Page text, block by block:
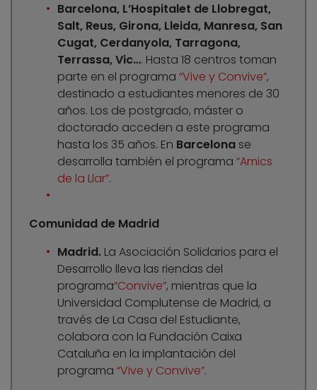
Barcelona, L’Hospitalet de Llobregat,
Salt, Reus, Girona, Lleida, Manresa, San
Cugat, Cerdanyola, Tarragona,
Terrassa, Vic…. Hasta 18 centros toman
parte en el programa “Vive y Convive”,
destinado a estudiantes menores de 30
años. Los de postgrado, máster o
doctorado acceden a este programa
hasta los 35 años. En Barcelona se
desarrolla también el programa “Amics
de la Llar”.
Comunidad de Madrid
Madrid. La Asociación Solidarios para el
Desarrollo lleva las riendas del
programa“Convive”, mientras que la
Universidad Complutense de Madrid, a
través de La Casa del Estudiante,
colabora con la Fundación Caixa
Cataluña en la implantación del
programa “Vive y Convive”.